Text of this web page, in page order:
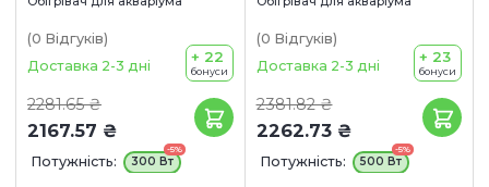
(0 Відгуків)
Доставка 2-3 дні
2281.65 ₴
2167.57 ₴
+ 22
бонуси
Потужність:
-5%
300 Вт
(0 Відгуків)
Доставка 2-3 дні
2381.82 ₴
2262.73 ₴
+ 23
бонуси
Потужність:
-5%
500 Вт